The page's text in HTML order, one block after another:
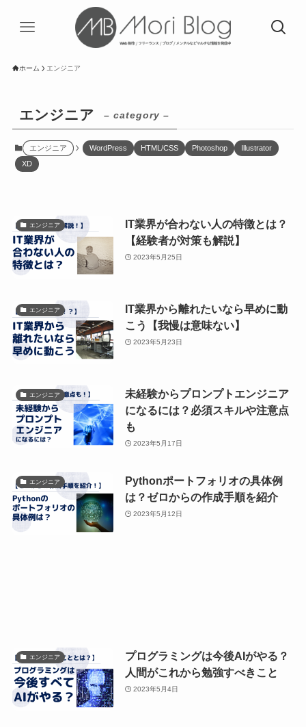
ホーム エンジニア
エンジニア – category –
エンジニア WordPress HTML/CSS Photoshop
Illustrator
XD
エンジニア
IT業界が合わない人の特徴とは？
【経験者が対策も解説】
2023年5月25日
エンジニア
IT業界から離れたいなら早めに動
こう【我慢は意味ない】
2023年5月23日
エンジニア
未経験からプロンプトエンジニア
になるには？必須スキルや注意点
も
2023年5月17日
エンジニア
Pythonポートフォリオの具体例
は？ゼロからの作成手順を紹介
2023年5月12日
エンジニア
プログラミングは今後AIがやる？
人間がこれから勉強すべきこと
2023年5月4日